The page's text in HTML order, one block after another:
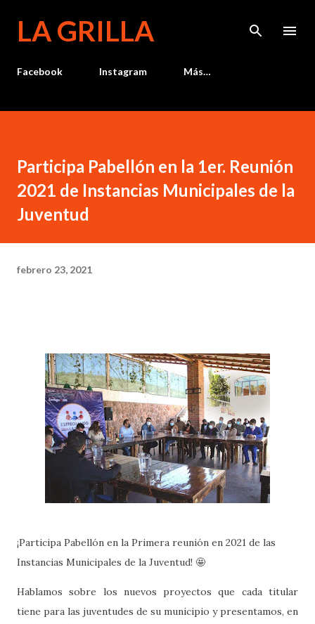
LA GRILLA
Facebook Instagram Más…
Participa Pabellón en la 1er. Reunión
2021 de Instancias Municipales de la
Juventud
febrero 23, 2021
¡Participa Pabellón en la Primera reunión en 2021 de las
Instancias Municipales de la Juventud! 🤩
Hablamos sobre los nuevos proyectos que cada titular
tiene para las juventudes de su municipio y presentamos, en